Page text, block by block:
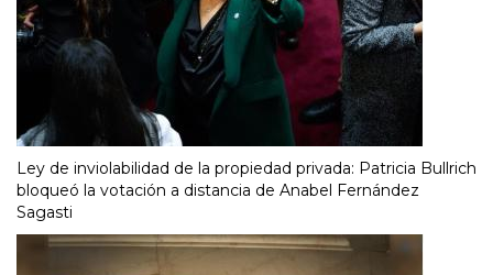
Ley de inviolabilidad de la propiedad privada: Patricia Bullrich
bloqueó la votación a distancia de Anabel Fernández
Sagasti